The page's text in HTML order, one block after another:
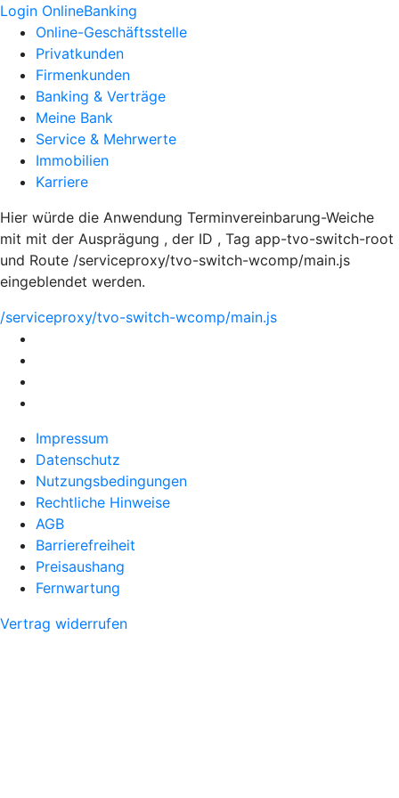
Login OnlineBanking
Online-Geschäftsstelle
Privatkunden
Firmenkunden
Banking & Verträge
Meine Bank
Service & Mehrwerte
Immobilien
Karriere
Hier würde die Anwendung Terminvereinbarung-Weiche
mit mit der Ausprägung , der ID , Tag app-tvo-switch-root
und Route /serviceproxy/tvo-switch-wcomp/main.js
eingeblendet werden.
/serviceproxy/tvo-switch-wcomp/main.js
Impressum
Datenschutz
Nutzungsbedingungen
Rechtliche Hinweise
AGB
Barrierefreiheit
Preisaushang
Fernwartung
Vertrag widerrufen